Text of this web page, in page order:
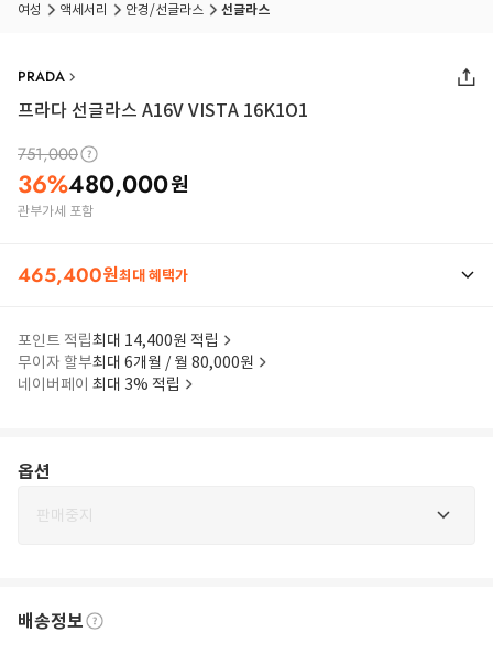
여성 액세서리 안경/선글라스 선글라스
PRADA
프라다 선글라스 A16V VISTA 16K1O1
751,000
36%480,000원
관부가세 포함
465,400원최대 혜택가
포인트 적립최대 14,400원 적립
무이자 할부최대 6개월 / 월 80,000원
네이버페이 최대 3% 적립
옵션
판매중지
배송정보